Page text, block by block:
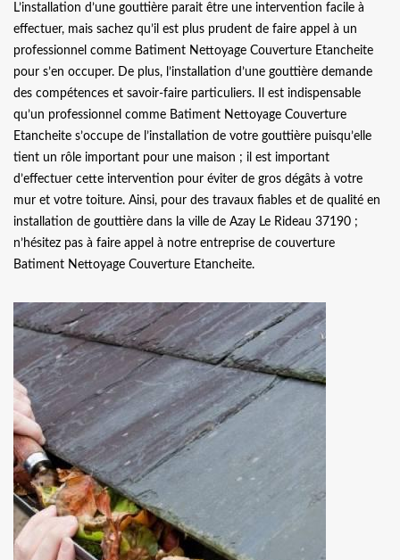
L’installation d’une gouttière parait être une intervention facile à
effectuer, mais sachez qu’il est plus prudent de faire appel à un
professionnel comme Batiment Nettoyage Couverture Etancheite
pour s’en occuper. De plus, l’installation d’une gouttière demande
des compétences et savoir-faire particuliers. Il est indispensable
qu’un professionnel comme Batiment Nettoyage Couverture
Etancheite s’occupe de l’installation de votre gouttière puisqu’elle
tient un rôle important pour une maison ; il est important
d’effectuer cette intervention pour éviter de gros dégâts à votre
mur et votre toiture. Ainsi, pour des travaux fiables et de qualité en
installation de gouttière dans la ville de Azay Le Rideau 37190 ;
n’hésitez pas à faire appel à notre entreprise de couverture
Batiment Nettoyage Couverture Etancheite.